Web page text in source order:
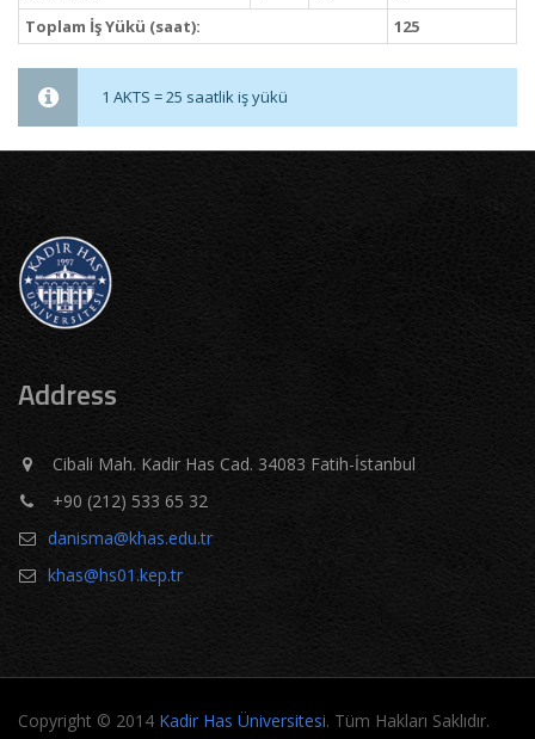
Toplam İş Yükü (saat):
125
1 AKTS = 25 saatlik iş yükü
Address
Cibali Mah. Kadir Has Cad. 34083 Fatih-İstanbul
+90 (212) 533 65 32
danisma@khas.edu.tr
khas@hs01.kep.tr
Copyright © 2014 Kadir Has Üniversitesi. Tüm Hakları Saklıdır.